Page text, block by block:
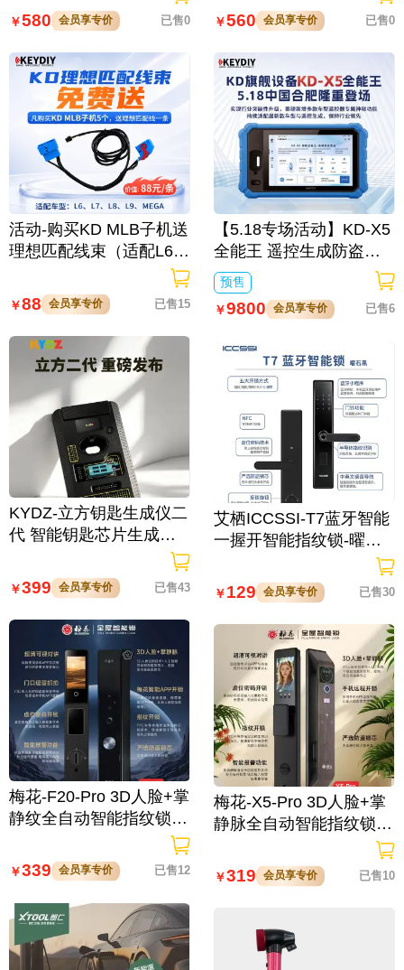
￥580 会员享专价 已售0
活动-购买KD MLB子机送
理想匹配线束（适配L6/L
￥88 会员享专价 已售15
KYDZ-立方钥匙生成仪二
代 智能钥匙芯片生成与
数据处理仪/立方钥匙生
成仪二代
￥399 会员享专价 已售43
梅花-F20-Pro 3D人脸+掌
静纹全自动智能指纹锁
逗留抓拍 高清可视对讲
￥339 会员享专价 已售12
￥560 会员享专价 已售0
【5.18专场活动】KD-X5
全能王 遥控生成防盗匹
配仪
预售
￥9800 会员享专价 已售6
艾栖ICCSSI-T7蓝牙智能
一握开智能指纹锁-曜石
黑 多方式开锁 蓝牙智能
管理
￥129 会员享专价 已售30
梅花-X5-Pro 3D人脸+掌
静脉全自动智能指纹锁
大屏可视对讲 虚位密码
防窥视
￥319 会员享专价 已售10